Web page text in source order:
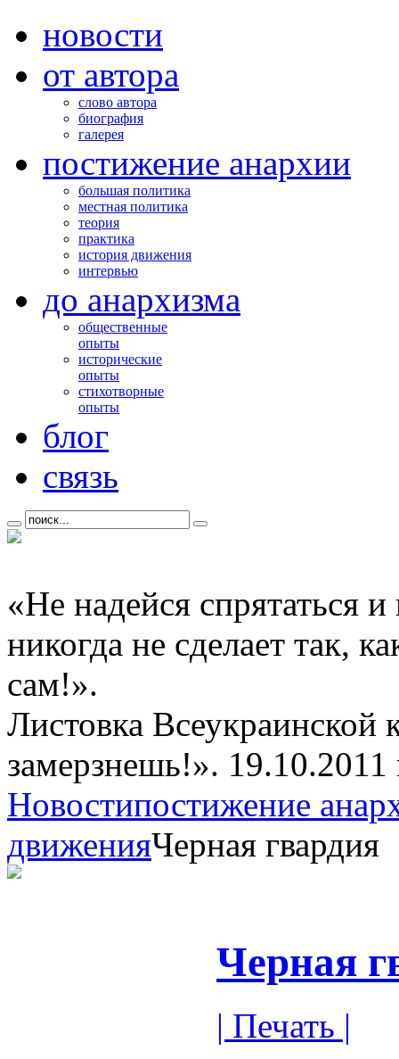
новости
от автора
слово автора
биография
галерея
постижение анархии
большая политика
местная политика
теория
практика
история движения
интервью
до анархизма
общественные
опыты
исторические
опыты
стихотворные
опыты
блог
связь
«Не надейся спрятаться
никогда не сделает так,
сам!».
Листовка Всеукраинской
замерзнешь!». 19.10.2011
Новостипостижение
движенияЧерная гвардия
Черная
| Печать |